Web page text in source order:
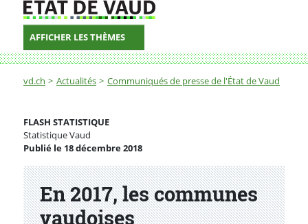
AFFICHER LES THÈMES
Fil d'Ariane
vd.ch Actualités Communiqués de presse de l'État de Vaud
En 2017, les communes vaudoises comptabilisent
En 2017, les communes
vaudoises
FLASH STATISTIQUE
Statistique Vaud
Publié le 18 décembre 2018
Partenaire(s)